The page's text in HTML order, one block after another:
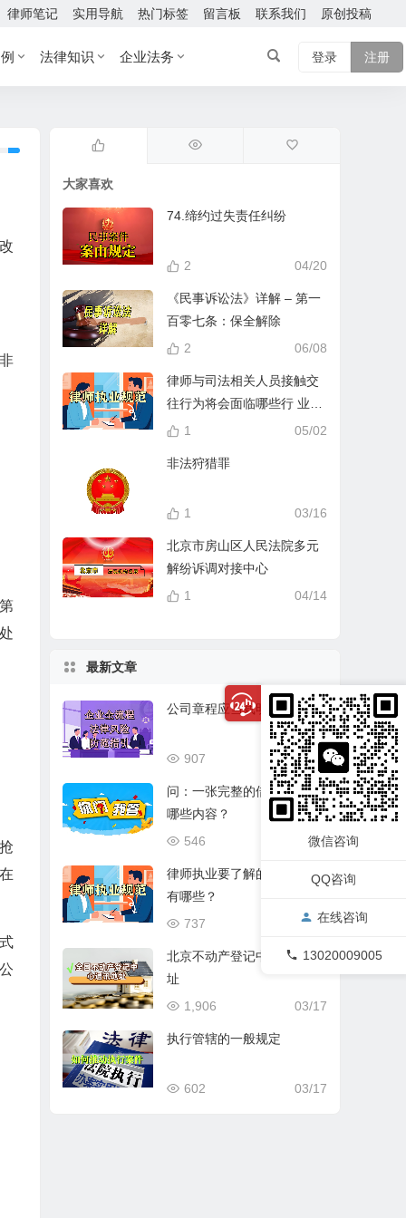
律师笔记 实用导航 热门标签 留言板 联系我们 原创投稿
法律知识 企业法务 登录 注册
大家喜欢
74.缔约过失责任纠纷
04/20
2
《民事诉讼法》详解 – 第一
百零七条：保全解除
06/08
2
律师与司法相关人员接触交
往行为将会面临哪些行 业处
分？
05/02
1
非法狩猎罪
03/16
1
北京市房山区人民法院多元
解纷诉调对接中心
04/14
1
最新文章
公司章程应当载明的事项
03/17
907
问：一张完整的借条应该有
哪些内容？
03/17
546
律师执业要了解的基本规范
有哪些？
03/17
737
北京不动产登记中心通讯地
址
03/17
1,906
执行管辖的一般规定
03/17
602
微信咨询
QQ咨询
在线咨询
13020009005